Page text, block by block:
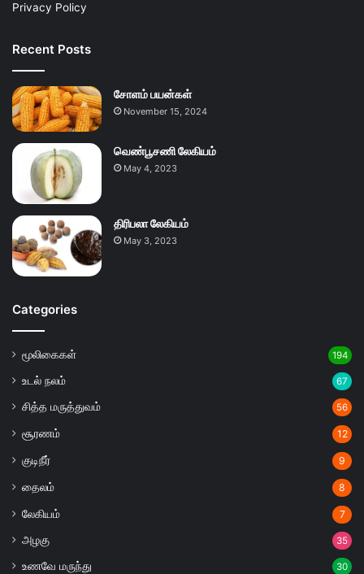
Privacy Policy
Recent Posts
சோளம் பயன்கள்
November 15, 2024
வெண்பூசணி லேகியம்
May 4, 2023
திரிபலா லேகியம்
May 3, 2023
Categories
மூலிகைகள் 194
உடல் நலம் 67
சித்த மருத்துவம் 56
சூரணம் 12
குடிநீர் 9
தைலம் 8
லேகியம் 7
அழகு 35
உணவே மருந்து 30